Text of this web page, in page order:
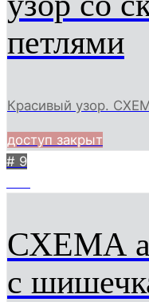
петлями
Красивый узор.
доступ закрыт
# 9
СХЕМА
с